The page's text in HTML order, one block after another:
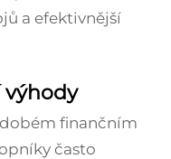
a efektivnější
finančním
často